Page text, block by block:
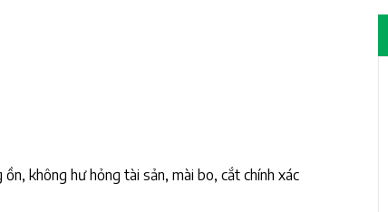
không hư hỏng tài sản, mài bo, cắt chính xác